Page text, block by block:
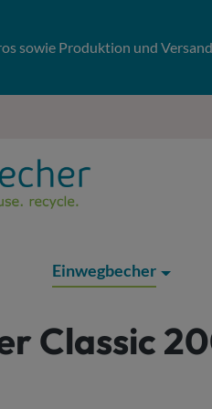
sowie Produktion und
Einwegbecher
Classic